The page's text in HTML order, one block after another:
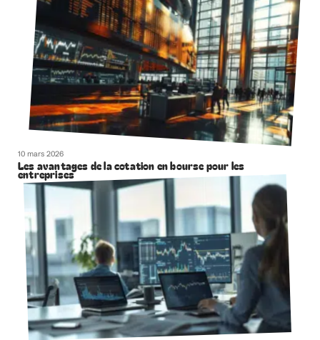
10 mars 2026
Les avantages de la cotation en bourse pour les
entreprises